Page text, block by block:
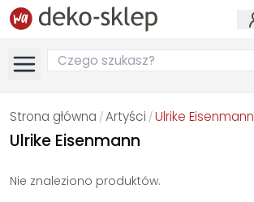
Strona główna /Artyści /Ulrike Eisenmann
Ulrike Eisenmann
Nie znaleziono produktów.